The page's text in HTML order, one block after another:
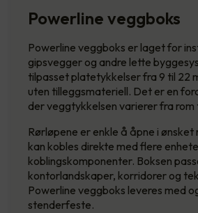
Powerline veggboks
Powerline veggboks er laget for
gipsvegger og andre lette
tilpasset platetykkelser fra 9 til 22
uten tilleggsmateriell. Det er en
der veggtykkelsen varierer fra rom
Rørløpene er enkle å åpne i ønsket
kan kobles direkte med flere
koblingskomponenter. Boksen
kontorlandskaper, korridorer og
Powerline veggboks leveres med
stenderfeste.